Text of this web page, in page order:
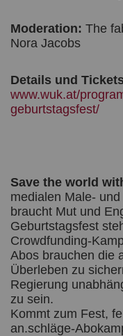
Moderation: The
Nora Jacobs
Details und
www.wuk.at/
geburtstagsfest/
Save the world
medialen Male-
braucht Mut und
Geburtstagsfest
Crowdfunding-
Abos brauchen die
Überleben zu
Regierung
zu sein.
Kommt zum Fest,
an.schläge-